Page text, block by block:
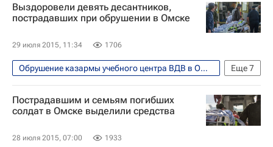
Выздоровели девять десантников,
пострадавших при обрушении в Омске
29 июля 2015, 11:34 1706
Еще7
Обрушение казармы учебного центра ВДВ в Омске
Общество
Омская область
Омск
Европа
Сибирский ФО
Весь мир
Пострадавшим и семьям погибших
солдат в Омске выделили средства
28 июля 2015, 07:00 1933